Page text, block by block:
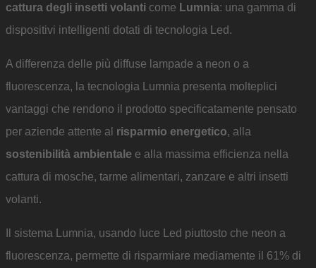
cattura degli insetti volanti come Lumnia: una gamma di
dispositivi intelligenti dotati di tecnologia Led.
A differenza delle più diffuse lampade a neon o a
fluorescenza, la tecnologia Lumnia presenta molteplici
vantaggi che rendono il prodotto specificatamente pensato
per aziende attente al risparmio energetico, alla
sostenibilità ambientale e alla massima efficienza nella
cattura di mosche, tarme alimentari, zanzare e altri insetti
volanti.
Il sistema Lumnia, usando luce Led piuttosto che neon a
fluorescenza, permette di risparmiare mediamente il 61% di